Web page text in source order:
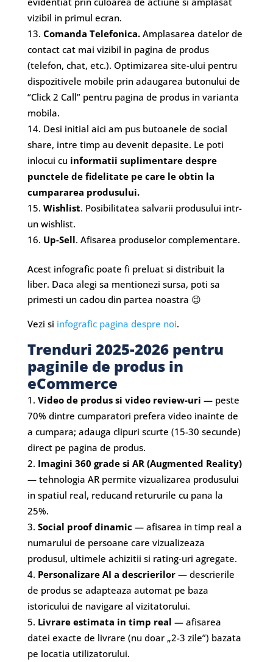
vizibil in primul ecran.
Comanda Telefonica.Amplasarea datelor de
contact cat mai vizibil in pagina de produs
(telefon, chat, etc.). Optimizarea site-ului pentru
dispozitivele mobile prin adaugarea butonului de
“Click 2 Call” pentru pagina de produs in varianta
mobila.
Desi initial aici am pus butoanele de social
share, intre timp au devenit depasite. Le poti
inlocui cu informatii suplimentare despre
punctele de fidelitate pe care le obtin la
cumpararea produsului.
Wishlist. Posibilitatea salvarii produsului intr-
un wishlist.
Up-Sell. Afisarea produselor complementare.
Acest infografic poate fi preluat si distribuit la
liber. Daca alegi sa mentionezi sursa, poti sa
primesti un cadou din partea noastra 😉
Vezi si infografic pagina despre noi.
Trenduri 2025-2026 pentru
paginile de produs in
eCommerce
Video de produs si video review-uri — peste
70% dintre cumparatori prefera video inainte de
a cumpara; adauga clipuri scurte (15-30 secunde)
direct pe pagina de produs.
Imagini 360 grade si AR (Augmented Reality)
— tehnologia AR permite vizualizarea produsului
in spatiul real, reducand retururile cu pana la
25%.
Social proof dinamic — afisarea in timp real a
numarului de persoane care vizualizeaza
produsul, ultimele achizitii si rating-uri agregate.
Personalizare AI a descrierilor— descrierile
de produs se adapteaza automat pe baza
istoricului de navigare al vizitatorului.
Livrare estimata in timp real — afisarea
datei exacte de livrare (nu doar „2-3 zile”) bazata
pe locatia utilizatorului.